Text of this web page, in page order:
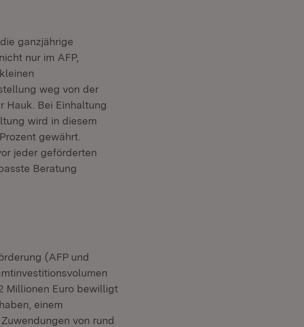
ganzjährige
nur im AFP,
weg von der
Hauk. Bei Einhaltung
wird in diesem
gewährt.
jeder geförderten
Beratung
(AFP und
Millionen Euro bewilligt
einem
von rund